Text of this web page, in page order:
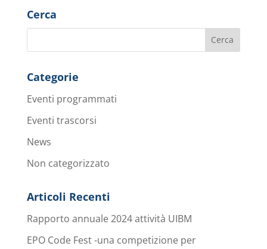
Cerca
Categorie
Eventi programmati
Eventi trascorsi
News
Non categorizzato
Articoli Recenti
Rapporto annuale 2024 attività UIBM
EPO Code Fest -una competizione per